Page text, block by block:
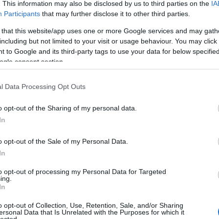
This information may also be disclosed by us to third parties on the
Participants that may further disclose it to other third parties.
that this website/app uses one or more Google services and may
but not limited to your visit or usage behaviour. You may
to Google and its third-party tags to use your data for below
consent section.
Data Processing Opt Outs
opt-out of the Sharing of my personal data.
opt-out of the Sale of my Personal Data.
opt-out of processing my Personal Data for Targeted
opt-out of Collection, Use, Retention, Sale, and/or Sharing
Data that Is Unrelated with the Purposes for which it
mellett folyton feltűnik a görög ábécé is: a
kerültünk, de legalábbis elkapunk valamit
a mediterrán országba utazni.
25